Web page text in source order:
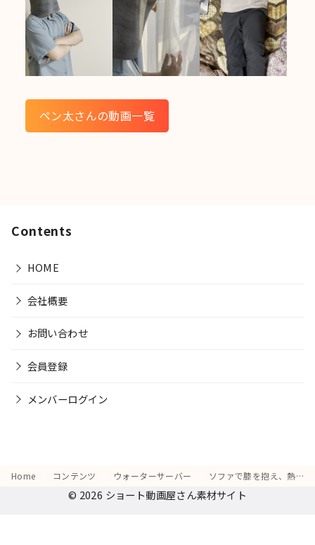
ペン太さんの動画一覧
Contents
HOME
会社概要
お問い合わせ
会員登録
メンバーログイン
Home コンテンツ ウォーターサーバー ソファで膝を抱え、熱いお茶を飲みたいけど準備が面倒そうな顔をして悩む様子
© 2026 ショート動画屋さん素材サイト